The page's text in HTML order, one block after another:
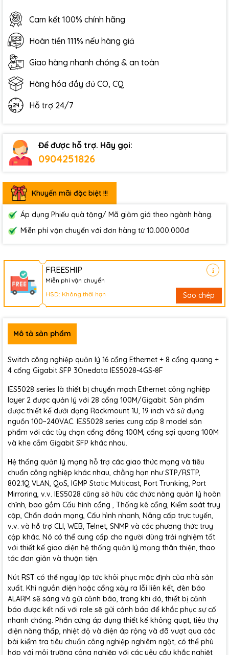
Cam kết 100% chính hãng
Hoàn tiền 111% nếu hàng giả
Giao hàng nhanh chóng & an toàn
Hàng hóa đầy đủ CO, CQ
Hỗ trợ 24/7
Để được hỗ trợ. Hãy gọi:
0904251826
Khuyến mãi đặc biệt !!!
Áp dụng Phiếu quà tặng/ Mã giảm giá theo ngành hàng.
Miễn phí vận chuyển với đơn hàng từ 10.000.000đ
FREESHIP
Miễn phí vận chuyển
HSD: Không thời hạn
Sao chép
Mô tả sản phẩm
Switch công nghiệp quản lý 16 cổng Ethernet + 8 cổng quang +
4 cổng Gigabit SFP 3Onedata IES5028-4GS-8F
IES5028 series là thiết bị chuyển mạch Ethernet công nghiệp
layer 2 được quản lý với 28 cổng 100M/Gigabit. Sản phẩm
được thiết kế dưới dạng Rackmount 1U, 19 inch và sử dụng
nguồn 100~240VAC. IES5028 series cung cấp 8 model sản
phẩm với các tùy chọn cổng đồng 100M, cổng sợi quang 100M
và khe cắm Gigabit SFP khác nhau.
Hệ thống quản lý mạng hỗ trợ các giao thức mạng và tiêu
chuẩn công nghiệp khác nhau, chẳng hạn như STP/RSTP,
802.1Q VLAN, QoS, IGMP Static Multicast, Port Trunking, Port
Mirroring, v.v. IES5028 cũng sở hữu các chức năng quản lý hoàn
chỉnh, bao gồm Cấu hình cổng , Thống kê cổng, Kiểm soát truy
cập, Chẩn đoán mạng, Cấu hình nhanh, Nâng cấp trực tuyến,
v.v. và hỗ trợ CLI, WEB, Telnet, SNMP và các phương thức truy
cập khác. Nó có thể cung cấp cho người dùng trải nghiệm tốt
với thiết kế giao diện hệ thống quản lý mạng thân thiện, thao
tác đơn giản và thuận tiện.
Nút RST có thể ngay lập tức khôi phục mặc định của nhà sản
xuất. Khi nguồn điện hoặc cổng xảy ra lỗi liên kết, đèn báo
ALARM sẽ sáng và gửi cảnh báo, trong khi đó, thiết bị cảnh
báo được kết nối với rơle sẽ gửi cảnh báo để khắc phục sự cố
nhanh chóng. Phần cứng áp dụng thiết kế không quạt, tiêu thụ
điện năng thấp, nhiệt độ và điện áp rộng và đã vượt qua các
bài kiểm tra tiêu chuẩn công nghiệp nghiêm ngặt, có thể phù
hợp với môi trường công nghiệp với các yêu cầu khắc nghiệt